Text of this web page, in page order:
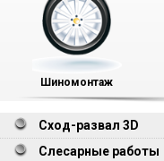
Шиномонтаж
Сход-развал 3D
Слесарные работы